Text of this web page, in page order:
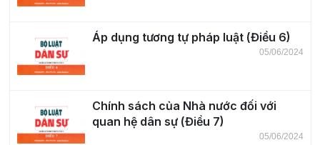
Áp dụng tương tự pháp luật (Điều 6)
05/06/2024
Chính sách của Nhà nước đối với
quan hệ dân sự (Điều 7)
05/06/2024